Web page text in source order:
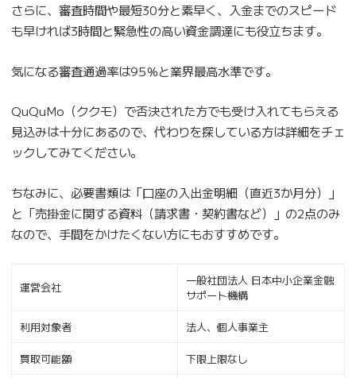
さらに、審査時間や最短30分と素早く、入金までのスピード
も早ければ3時間と緊急性の高い資金調達にも役立ちます。
気になる審査通過率は95％と業界最高水準です。
QuQuMo（ククモ）で否決された方でも受け入れてもらえる
見込みは十分にあるので、代わりを探している方は詳細をチェ
ックしてみてください。
ちなみに、必要書類は「口座の入出金明細（直近3か月分）」
と「売掛金に関する資料（請求書・契約書など）」の2点のみ
なので、手間をかけたくない方にもおすすめです。
運営会社
一般社団法人 日本中小企業金融
サポート機構
利用対象者 法人、個人事業主
買取可能額 下限上限なし